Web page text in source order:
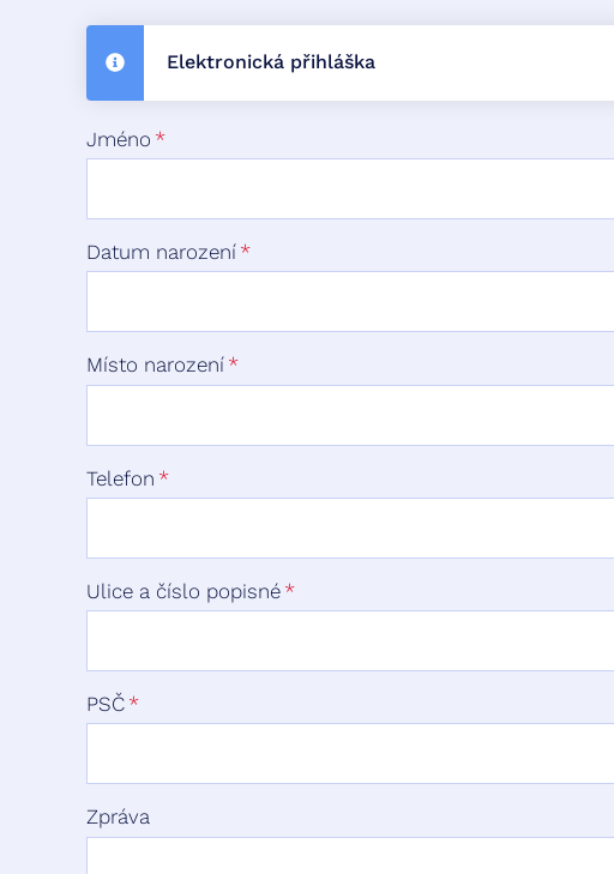
Elektronická přihláška
Jméno
Datum narození
Místo narození
Telefon
Ulice a číslo popisné
PSČ
Zpráva